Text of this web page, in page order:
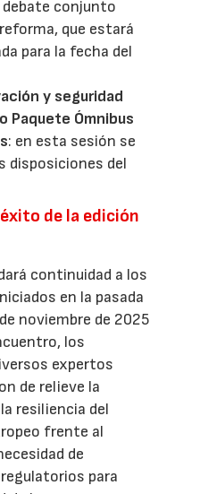
debate conjunto
que estará
para la fecha del
y seguridad
Paquete Ómnibus
: en esta sesión se
disposiciones del
de la edición
continuidad a los
en la pasada
noviembre de 2025
los
expertos
de relieve la
resiliencia del
frente al
de
para